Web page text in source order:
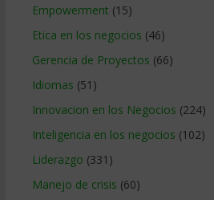
Empowerment (15)
Etica en los negocios (46)
Gerencia de Proyectos (66)
Idiomas (51)
Innovacion en los Negocios (224)
Inteligencia en los negocios (102)
Liderazgo (331)
Manejo de crisis (60)